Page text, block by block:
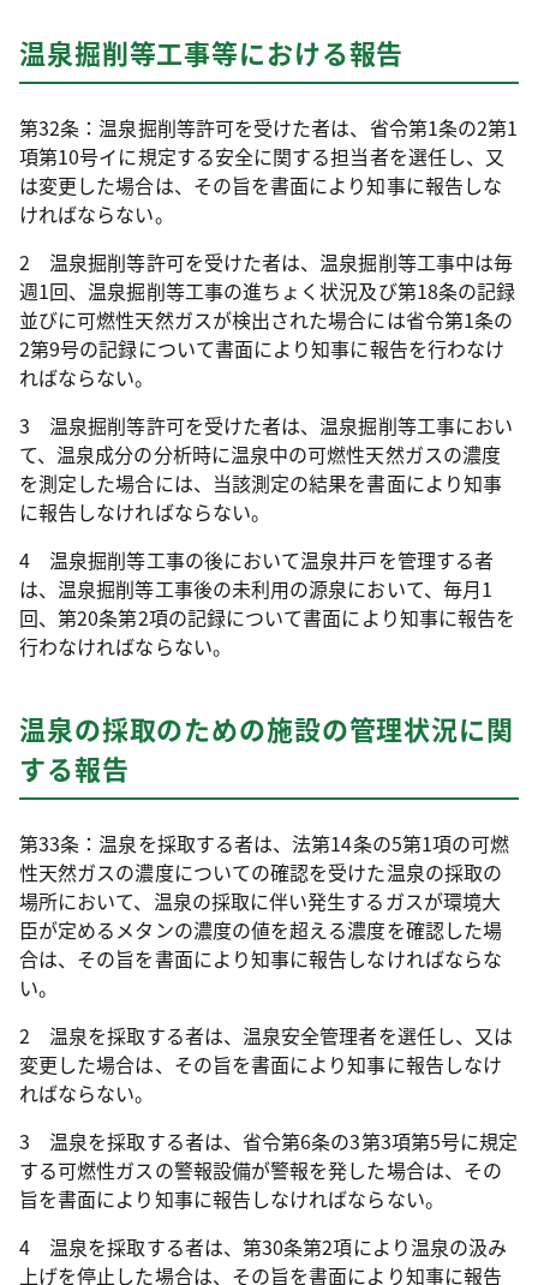
温泉掘削等工事等における報告
第32条：温泉掘削等許可を受けた者は、省令第1条の2第1
項第10号イに規定する安全に関する担当者を選任し、又
は変更した場合は、その旨を書面により知事に報告しな
ければならない。
2 温泉掘削等許可を受けた者は、温泉掘削等工事中は毎
週1回、温泉掘削等工事の進ちょく状況及び第18条の記録
並びに可燃性天然ガスが検出された場合には省令第1条の
2第9号の記録について書面により知事に報告を行わなけ
ればならない。
3 温泉掘削等許可を受けた者は、温泉掘削等工事におい
て、温泉成分の分析時に温泉中の可燃性天然ガスの濃度
を測定した場合には、当該測定の結果を書面により知事
に報告しなければならない。
4 温泉掘削等工事の後において温泉井戸を管理する者
は、温泉掘削等工事後の未利用の源泉において、毎月1
回、第20条第2項の記録について書面により知事に報告を
行わなければならない。
温泉の採取のための施設の管理状況に関
する報告
第33条：温泉を採取する者は、法第14条の5第1項の可燃
性天然ガスの濃度についての確認を受けた温泉の採取の
場所において、温泉の採取に伴い発生するガスが環境大
臣が定めるメタンの濃度の値を超える濃度を確認した場
合は、その旨を書面により知事に報告しなければならな
い。
2 温泉を採取する者は、温泉安全管理者を選任し、又は
変更した場合は、その旨を書面により知事に報告しなけ
ればならない。
3 温泉を採取する者は、省令第6条の3第3項第5号に規定
する可燃性ガスの警報設備が警報を発した場合は、その
旨を書面により知事に報告しなければならない。
4 温泉を採取する者は、第30条第2項により温泉の汲み
上げを停止した場合は、その旨を書面により知事に報告